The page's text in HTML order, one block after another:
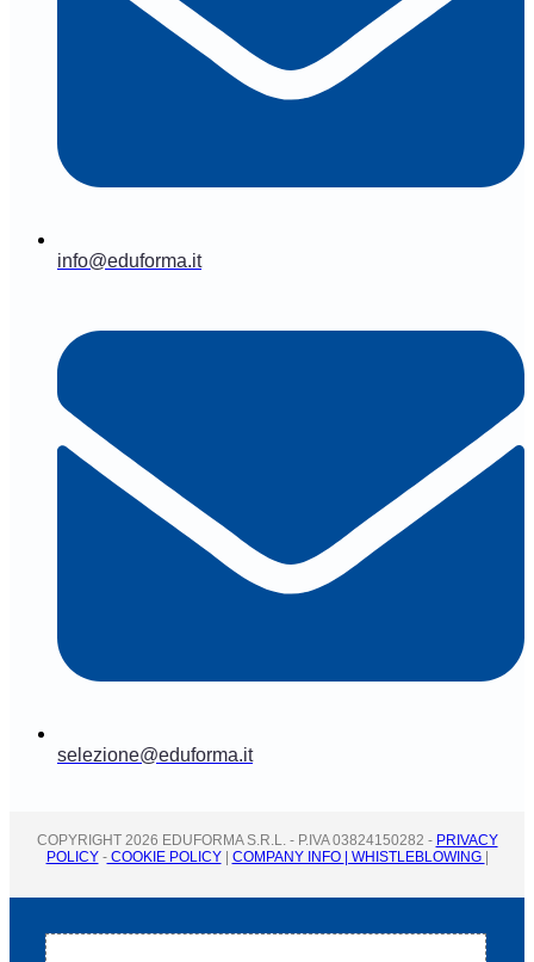
info@eduforma.it
selezione@eduforma.it
COPYRIGHT 2026 EDUFORMA S.R.L. - P.IVA 03824150282 - PRIVACY
POLICY-COOKIE POLICY| COMPANY INFO | WHISTLEBLOWING